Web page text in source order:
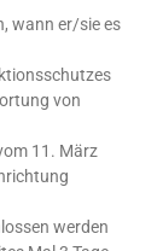
wann er/sie es
von
11. März
werden